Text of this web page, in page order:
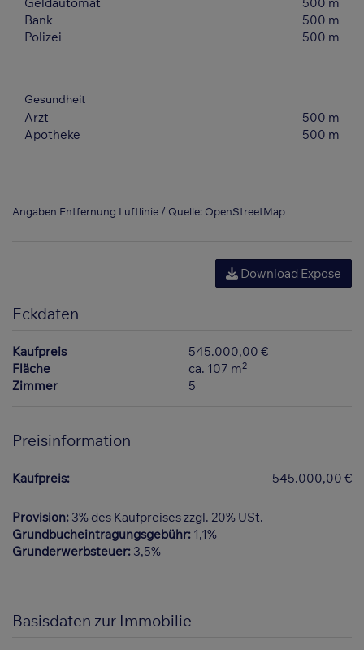
Geldautomat
500 m
Bank
500 m
Polizei
500 m
Gesundheit
Arzt
500 m
Apotheke
500 m
Angaben Entfernung Luftlinie / Quelle: OpenStreetMap
Download Expose
Eckdaten
Kaufpreis
545.000,00 €
Fläche
ca. 107 m2
Zimmer 5
Preisinformation
Kaufpreis: 545.000,00 €
Provision: 3% des Kaufpreises zzgl. 20% USt.
Grundbucheintragungsgebühr: 1,1%
Grunderwerbsteuer: 3,5%
Basisdaten zur Immobilie